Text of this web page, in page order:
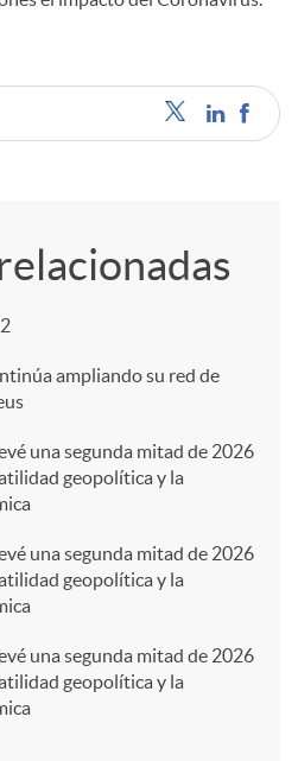
ampliando su red de
una segunda mitad de 2026
geopolítica y la
una segunda mitad de 2026
geopolítica y la
una segunda mitad de 2026
geopolítica y la